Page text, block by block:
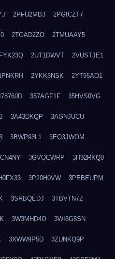
2PFU2MB3 2PGICZT7
2TGAD2ZO 2TMUAAY5
2UT1DWVT 2VUSTJE1
2YKK8NSK 2YT95AO1
357AGF1F 35HVS0VG
3A43DKQP 3AGNJUCU
3BWP93L1 3EQ3JWOM
3GVOCWRP 3H92RKQ0
3P20H0VW 3PEBEUPM
3SRBQEDJ 3TBVTN7Z
3W3MHD4O 3WI8G8SN
3XWW9P5D 3ZUNKQ9P